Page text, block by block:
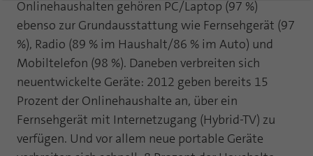
Onlinehaushalten gehören PC/Laptop (97 %)
ebenso zur Grundausstattung wie Fernsehgerät (97
%), Radio (89 % im Haushalt/86 % im Auto) und
Mobiltelefon (98 %). Daneben verbreiten sich
neuentwickelte Geräte: 2012 geben bereits 15
Prozent der Onlinehaushalte an, über ein
Fernsehgerät mit Internetzugang (Hybrid-TV) zu
verfügen. Und vor allem neue portable Geräte
Name fe_typo_user
Anbieter TYPO3
Session
Dieses Cookie ist ein Standard-Session-
Cookie von TYPO3. Es speichert im Falle
eines Benutzer-Logins die Session ID
Cookie-Informationen anzeigen
Statistik und Performance mit AT INTERNET
CROSS-DEVICE ANALYTICS LÖSUNG
Name atidvisitor
Anbieter AT INTERNET
Cookie-Informationen anzeigen